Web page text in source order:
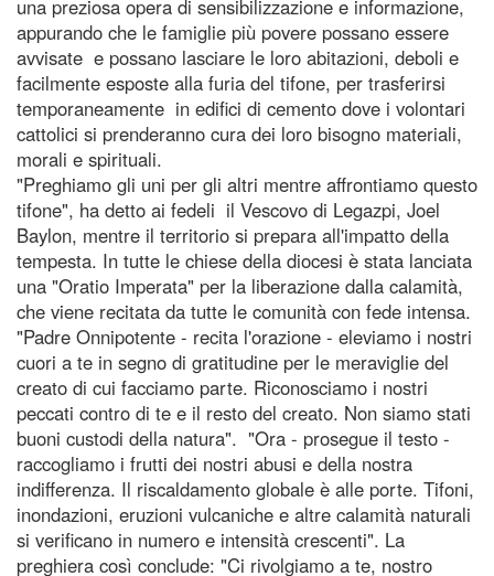
una preziosa opera di sensibilizzazione e informazione,
appurando che le famiglie più povere possano essere
avvisate e possano lasciare le loro abitazioni, deboli e
facilmente esposte alla furia del tifone, per trasferirsi
temporaneamente in edifici di cemento dove i volontari
cattolici si prenderanno cura dei loro bisogno materiali,
morali e spirituali.
"Preghiamo gli uni per gli altri mentre affrontiamo questo
tifone", ha detto ai fedeli il Vescovo di Legazpi, Joel
Baylon, mentre il territorio si prepara all'impatto della
tempesta. In tutte le chiese della diocesi è stata lanciata
una "Oratio Imperata" per la liberazione dalla calamità,
che viene recitata da tutte le comunità con fede intensa.
"Padre Onnipotente - recita l'orazione - eleviamo i nostri
cuori a te in segno di gratitudine per le meraviglie del
creato di cui facciamo parte. Riconosciamo i nostri
peccati contro di te e il resto del creato. Non siamo stati
buoni custodi della natura". "Ora - prosegue il testo -
raccogliamo i frutti dei nostri abusi e della nostra
indifferenza. Il riscaldamento globale è alle porte. Tifoni,
inondazioni, eruzioni vulcaniche e altre calamità naturali
si verificano in numero e intensità crescenti". La
preghiera così conclude: "Ci rivolgiamo a te, nostro